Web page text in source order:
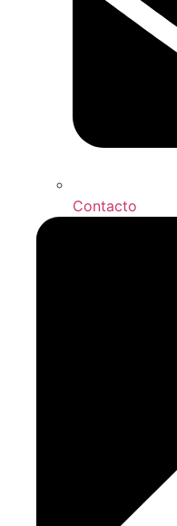
Contacto